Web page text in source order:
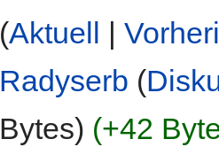
(Aktuell |
Radyserb (
Bytes) (+42